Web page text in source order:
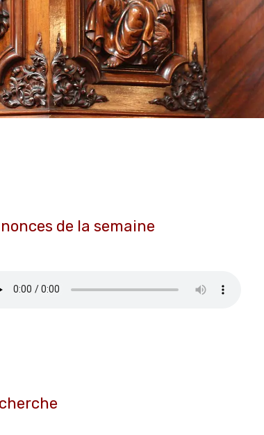
de la semaine